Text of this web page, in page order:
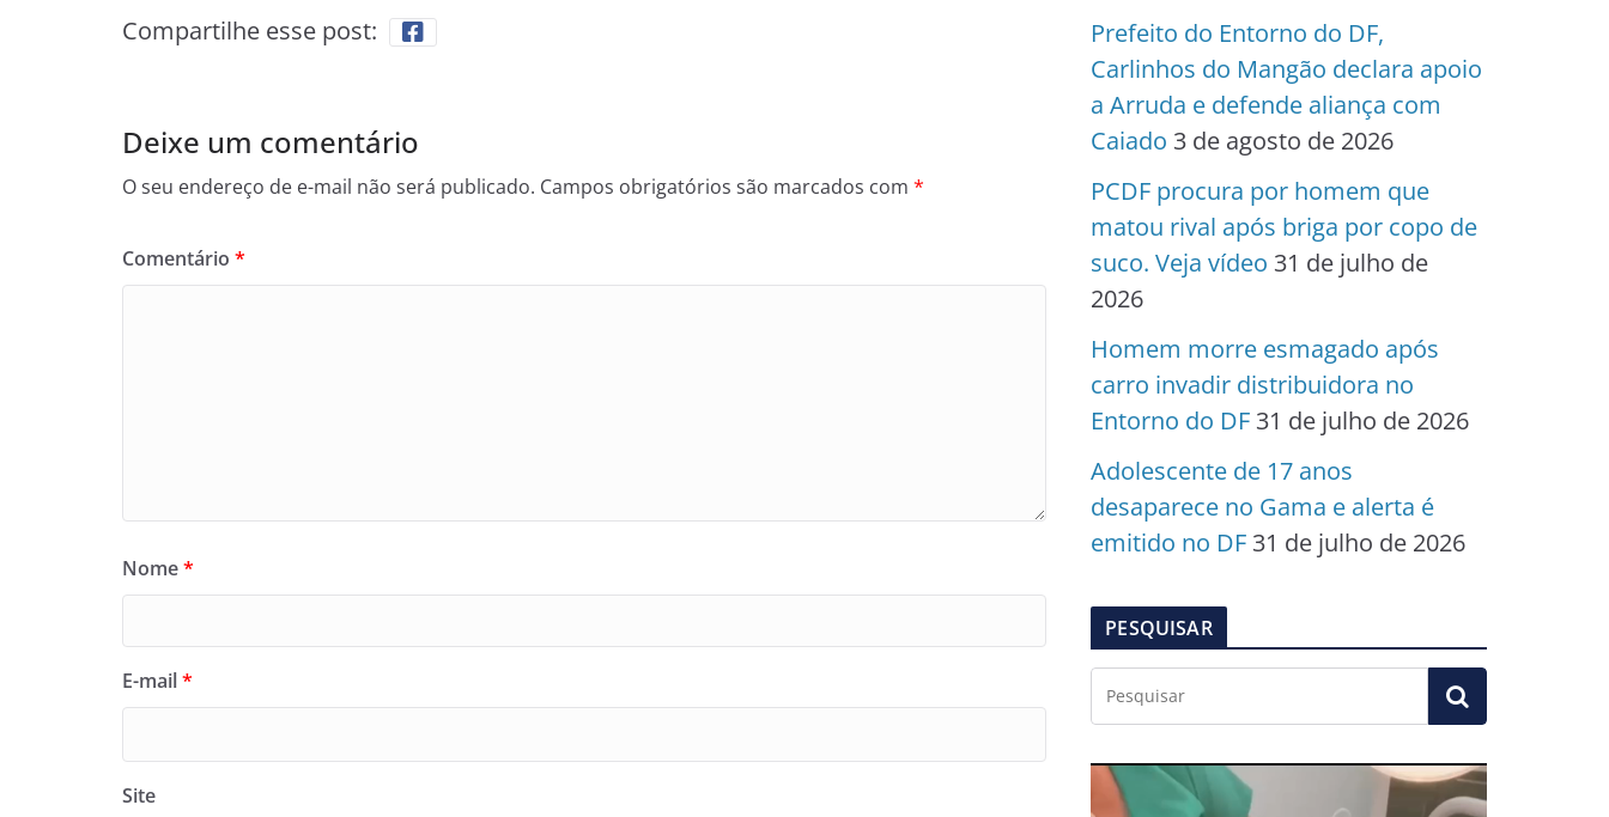
Compartilhe esse post:
Deixe um comentário
O seu endereço de e-mail não será publicado. Campos obrigatórios são marcados com *
Comentário *
Nome*
E-mail*
Site
Prefeito do Entorno do DF,
Carlinhos do Mangão declara apoio
a Arruda e defende aliança com
Caiado 3 de agosto de 2026
PCDF procura por homem que
matou rival após briga por copo de
suco. Veja vídeo 31 de julho de
2026
Homem morre esmagado após
carro invadir distribuidora no
Entorno do DF 31 de julho de 2026
Adolescente de 17 anos
desaparece no Gama e alerta é
emitido no DF 31 de julho de 2026
PESQUISAR